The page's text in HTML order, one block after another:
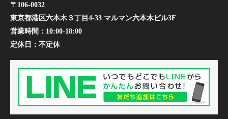
〒106-0032
東京都港区六本木３丁目4-33 マルマン六本木ビル3F
営業時間： 10:00-18:00
定休日： 不定休